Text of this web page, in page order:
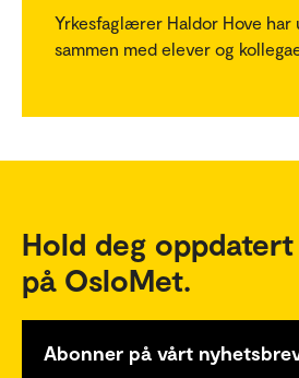
Yrkesfaglærer Haldor Hove
sammen med elever og
Hold deg
på OsloMet.
Abonner på vårt